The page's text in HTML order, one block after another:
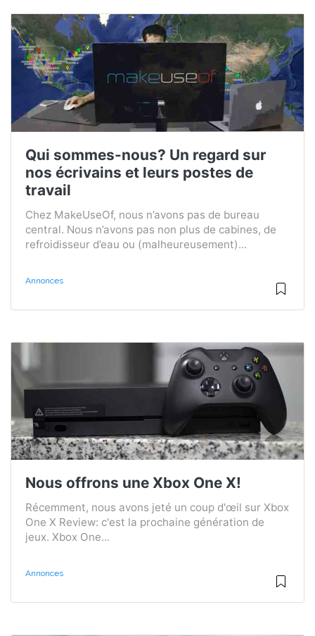
Qui sommes-nous? Un regard sur
nos écrivains et leurs postes de
travail
Chez MakeUseOf, nous n’avons pas de bureau
central. Nous n’avons pas non plus de cabines, de
refroidisseur d’eau ou (malheureusement)...
Annonces
Nous offrons une Xbox One X!
Récemment, nous avons jeté un coup d'œil sur Xbox
One X Review: c'est la prochaine génération de
jeux. Xbox One...
Annonces